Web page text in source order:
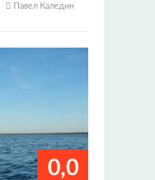
Павел Каледин
0,0